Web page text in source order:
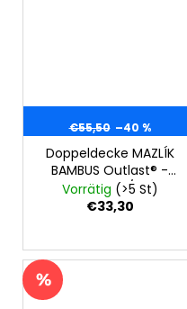
€55,50 –40 %
Doppeldecke MAZLÍK
BAMBUS Outlast® -
dunkelgrau/grau
Vorrätig (>5 St)
€33,30